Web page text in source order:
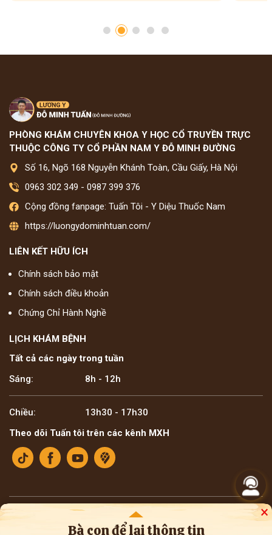
Bà con để lại thông tin
×
PHÒNG KHÁM CHUYÊN KHOA Y HỌC CỔ TRUYỀN TRỰC
THUỘC CÔNG TY CỔ PHẦN NAM Y ĐỖ MINH ĐƯỜNG
Số 16, Ngõ 168 Nguyễn Khánh Toàn, Cầu Giấy, Hà Nội
0963 302 349 - 0987 399 376
Cộng đồng fanpage: Tuấn Tôi - Y Diệu Thuốc Nam
https://luongydominhtuan.com/
LIÊN KẾT HỮU ÍCH
Chính sách bảo mật
Chính sách điều khoản
Chứng Chỉ Hành Nghề
LỊCH KHÁM BỆNH
Tất cả các ngày trong tuần
Sáng:
8h - 12h
Chiều:
13h30 - 17h30
Theo dõi Tuấn tôi trên các kênh MXH
Bản quyền ©2025 Lương y Đỗ Minh Tuấn
* Thông tin trên website mang tính tham khảo nội bộ về y học cổ truyền. Bà con